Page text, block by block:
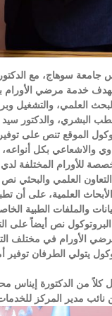
سوهاج، مع
خدمة مرضي الأورام
العلمي، والتشغيل
الطب البشري، والدكتور
الموقع تنص على
والاشعاعي بكل
للأورام المختلفة
العلمي والبحثي
العلمية، على أن
والملفات الطبية
نص أيضاً على
الأورام في مختلف
يتولي الطرفان توفير
كلاً من الدكتورة
نائب مدير المركز